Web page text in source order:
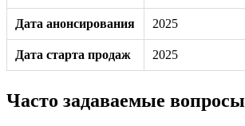
Дата анонсирования 2025
Дата старта продаж 2025
Часто задаваемые вопросы